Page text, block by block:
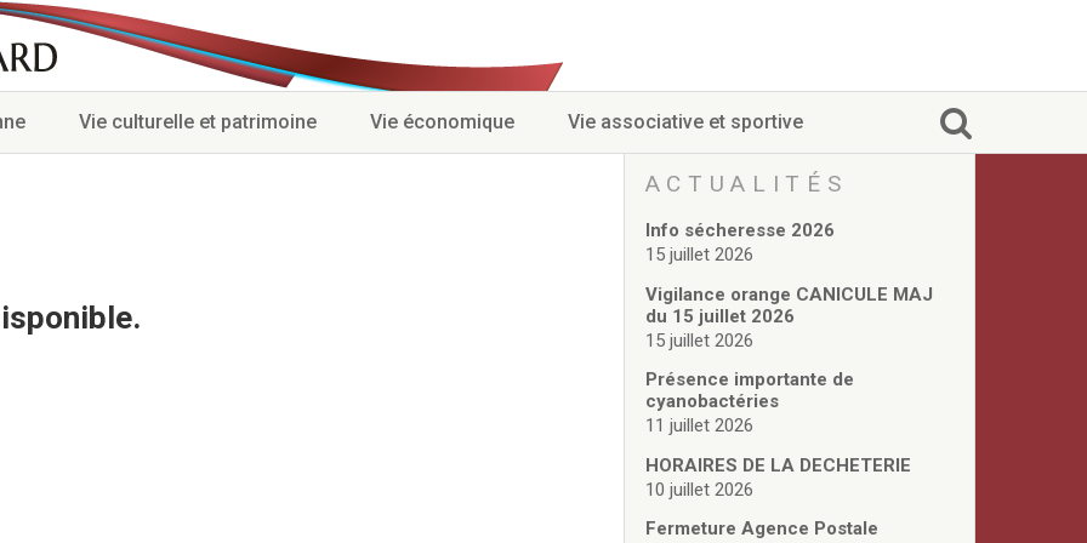
Vie culturelle et patrimoine Vie économique Vie associative et sportive
ACTUALITÉS
Info sécheresse 2026
15 juillet 2026
Vigilance orange CANICULE MAJ
du 15 juillet 2026
15 juillet 2026
Présence importante de
cyanobactéries
11 juillet 2026
HORAIRES DE LA DECHETERIE
10 juillet 2026
Fermeture Agence Postale